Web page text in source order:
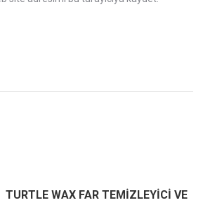
TURTLE WAX FAR TEMİZLEYİCİ VE